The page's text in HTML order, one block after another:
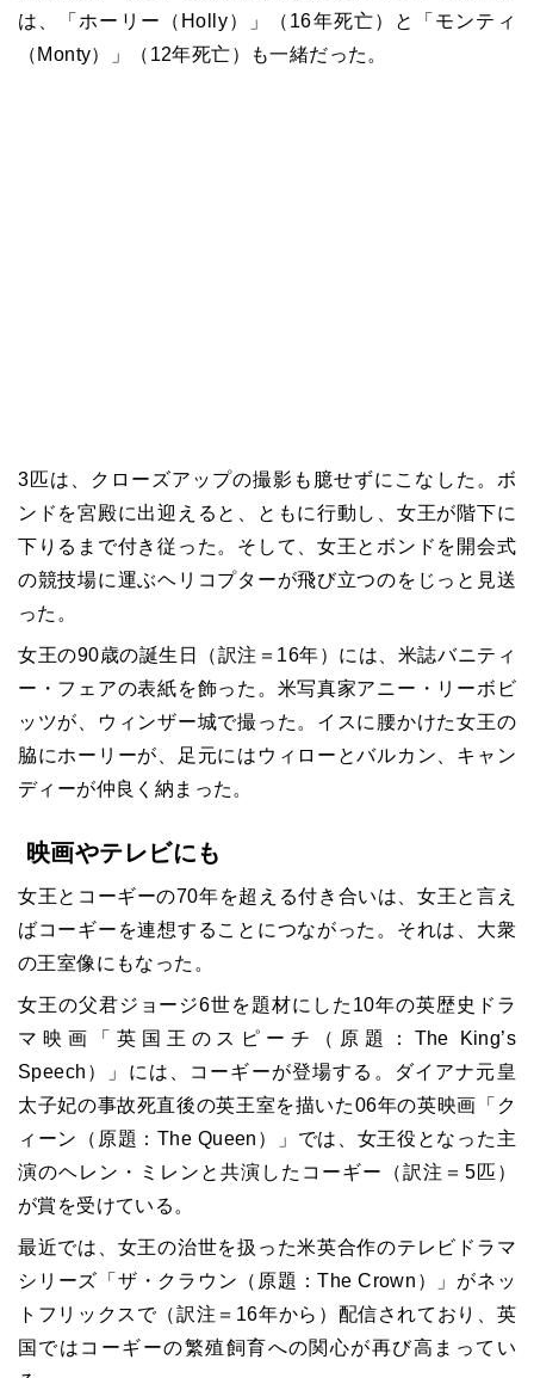
は、「ホーリー（ Holly）」（ 16年死亡）と「モンティ
（ Monty）」（ 12年死亡）も一緒だった。
3匹は、クローズアップの撮影も臆せずにこなした。ボ
ンドを宮殿に出迎えると、ともに行動し、女王が階下に
下りるまで付き従った。そして、女王とボンドを開会式
の競技場に運ぶヘリコプターが飛び立つのをじっと見送
った。
女王の90歳の誕生日（訳注＝ 16年）には、米誌バニティ
ー・フェアの表紙を飾った。米写真家アニー・リーボビ
ッツが、ウィンザー城で撮った。イスに腰かけた女王の
脇にホーリーが、足元にはウィローとバルカン、キャン
ディーが仲良く納まった。
映画やテレビにも
女王とコーギーの70年を超える付き合いは、女王と言え
ばコーギーを連想することにつながった。それは、大衆
の王室像にもなった。
女王の父君ジョージ6世を題材にした 10年の英歴史ドラ
マ映画「英国王のスピーチ（原題： The King’s
Speech ）」には、コーギーが登場する。ダイアナ元皇
太子妃の事故死直後の英王室を描いた06年の英映画「ク
ィーン（原題： The Queen ）」では、女王役となった主
演のヘレン・ミレンと共演したコーギー（訳注＝ 5匹）
が賞を受けている。
最近では、女王の治世を扱った米英合作のテレビドラマ
シリーズ「ザ・クラウン（原題：The Crown ）」がネッ
トフリックスで（訳注＝ 16年から）配信されており、英
国ではコーギーの繁殖飼育への関心が再び高まってい